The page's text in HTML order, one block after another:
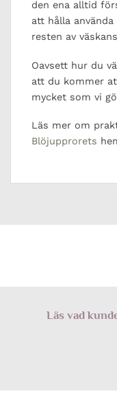
den ena alltid
att hålla
resten av
Oavsett hur du
att du kommer
mycket som vi
Läs mer om
Blöjupprorets
Läs vad